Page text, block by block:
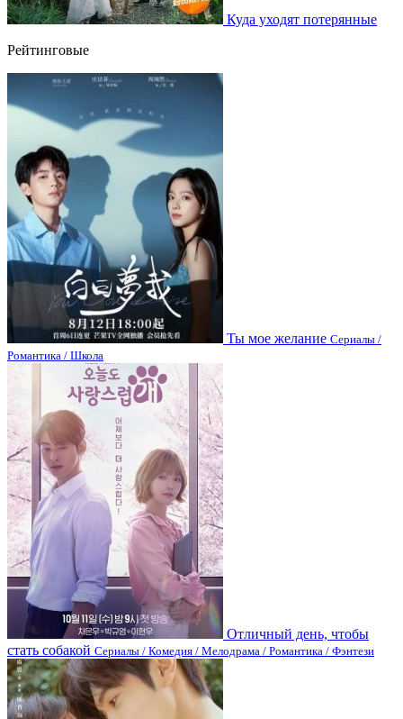
Куда уходят потерянные
Рейтинговые
Ты мое желание Сериалы /
Романтика / Школа
Отличный день, чтобы
стать собакой Сериалы / Комедия / Мелодрама / Романтика / Фэнтези